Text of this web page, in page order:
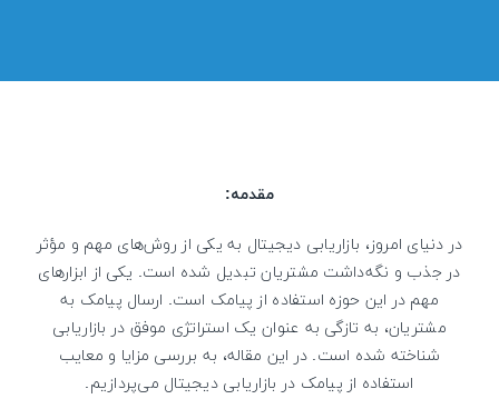
مقدمه:
در دنیای امروز، بازاریابی دیجیتال به یکی از روش‌های مهم و مؤثر
در جذب و نگه‌داشت مشتریان تبدیل شده است. یکی از ابزارهای
مهم در این حوزه استفاده از پیامک است. ارسال پیامک به
مشتریان، به تازگی به عنوان یک استراتژی موفق در بازاریابی
شناخته شده است. در این مقاله، به بررسی مزایا و معایب
استفاده از پیامک در بازاریابی دیجیتال می‌پردازیم.